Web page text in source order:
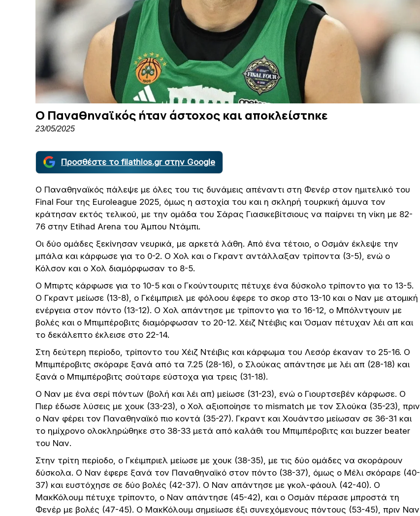
Ο Παναθηναϊκός ήταν άστοχος και αποκλείστηκε
23/05/2025
Προσθέστε το filathlos.gr στην Google
Ο Παναθηναϊκός πάλεψε με όλες του τις δυνάμεις απέναντι στη Φενέρ στον ημιτελικό του
Final Four της Euroleague 2025, όμως η αστοχία του και η σκληρή τουρκική άμυνα τον
κράτησαν εκτός τελικού, με την ομάδα του Σάρας Γιασικεβίτσιους να παίρνει τη νίκη με 82-
76 στην Etihad Arena του Άμπου Ντάμπι.
Οι δύο ομάδες ξεκίνησαν νευρικά, με αρκετά λάθη. Από ένα τέτοιο, ο Οσμάν έκλεψε την
μπάλα και κάρφωσε για το 0-2. Ο Χολ και ο Γκραντ αντάλλαξαν τρίποντα (3-5), ενώ ο
Κόλσον και ο Χολ διαμόρφωσαν το 8-5.
Ο Μπιρτς κάρφωσε για το 10-5 και ο Γκούντουριτς πέτυχε ένα δύσκολο τρίποντο για το 13-5.
Ο Γκραντ μείωσε (13-8), ο Γκέιμπριελ με φόλοου έφερε το σκορ στο 13-10 και ο Ναν με ατομική
ενέργεια στον πόντο (13-12). Ο Χολ απάντησε με τρίποντο για το 16-12, ο Μπόλντγουιν με
βολές και ο Μπιμπέροβιτς διαμόρφωσαν το 20-12. Χέιζ Ντέιβις και Όσμαν πέτυχαν λέι απ και
το δεκάλεπτο έκλεισε στο 22-14.
Στη δεύτερη περίοδο, τρίποντο του Χέιζ Ντέιβις και κάρφωμα του Λεσόρ έκαναν το 25-16. Ο
Μπιμπέροβιτς σκόραρε ξανά από τα 7.25 (28-16), ο Σλούκας απάντησε με λέι απ (28-18) και
ξανά ο Μπιμπέροβιτς σούταρε εύστοχα για τρεις (31-18).
Ο Ναν με ένα σερί πόντων (βολή και λέι απ) μείωσε (31-23), ενώ ο Γιουρτσεβέν κάρφωσε. Ο
Πιερ έδωσε λύσεις με χουκ (33-23), ο Χολ αξιοποίησε το mismatch με τον Σλούκα (35-23), πριν
ο Ναν φέρει τον Παναθηναϊκό πιο κοντά (35-27). Γκραντ και Χουάντσο μείωσαν σε 36-31 και
το ημίχρονο ολοκληρώθηκε στο 38-33 μετά από καλάθι του Μπιμπέροβιτς και buzzer beater
του Ναν.
Στην τρίτη περίοδο, ο Γκέιμπριελ μείωσε με χουκ (38-35), με τις δύο ομάδες να σκοράρουν
δύσκολα. Ο Ναν έφερε ξανά τον Παναθηναϊκό στον πόντο (38-37), όμως ο Μέλι σκόραρε (40-
37) και ευστόχησε σε δύο βολές (42-37). Ο Ναν απάντησε με γκολ-φάουλ (42-40). Ο
ΜακΚόλουμ πέτυχε τρίποντο, ο Ναν απάντησε (45-42), και ο Οσμάν πέρασε μπροστά τη
Φενέρ με βολές (47-45). Ο ΜακΚόλουμ σημείωσε έξι συνεχόμενους πόντους (53-45), πριν Ναν